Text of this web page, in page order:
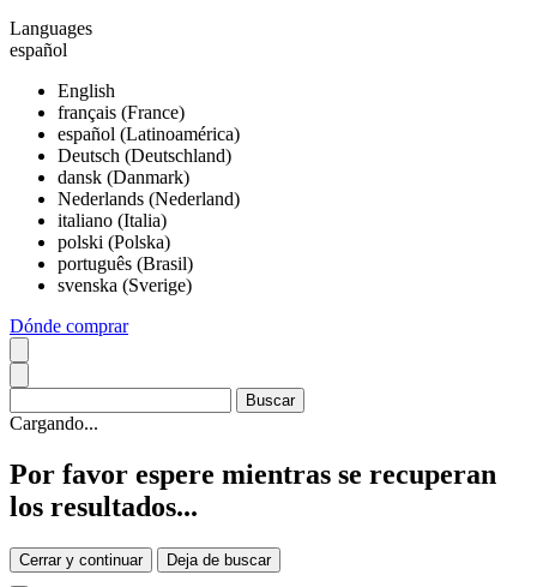
Languages
español
English
français (France)
español (Latinoamérica)
Deutsch (Deutschland)
dansk (Danmark)
Nederlands (Nederland)
italiano (Italia)
polski (Polska)
português (Brasil)
svenska (Sverige)
Dónde comprar
Cargando...
Por favor espere mientras se recuperan
los resultados...
Cerrar y continuar Deja de buscar